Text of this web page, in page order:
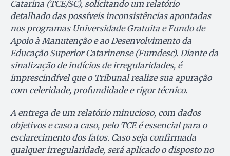
Catarina (TCE/SC), solicitando um relatório
detalhado das possíveis inconsistências apontadas
nos programas Universidade Gratuita e Fundo de
Apoio à Manutenção e ao Desenvolvimento da
Educação Superior Catarinense (Fumdesc). Diante da
sinalização de indícios de irregularidades, é
imprescindível que o Tribunal realize sua apuração
com celeridade, profundidade e rigor técnico.
A entrega de um relatório minucioso, com dados
objetivos e caso a caso, pelo TCE é essencial para o
esclarecimento dos fatos. Caso seja confirmada
qualquer irregularidade, será aplicado o disposto no